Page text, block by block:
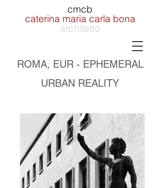
cmcb
caterina maria carla bona
architetto
ROMA, EUR - EPHEMERAL
URBAN REALITY